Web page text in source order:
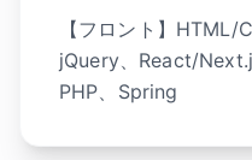
【フロント】HTML/
jQuery、React/
PHP、Spring